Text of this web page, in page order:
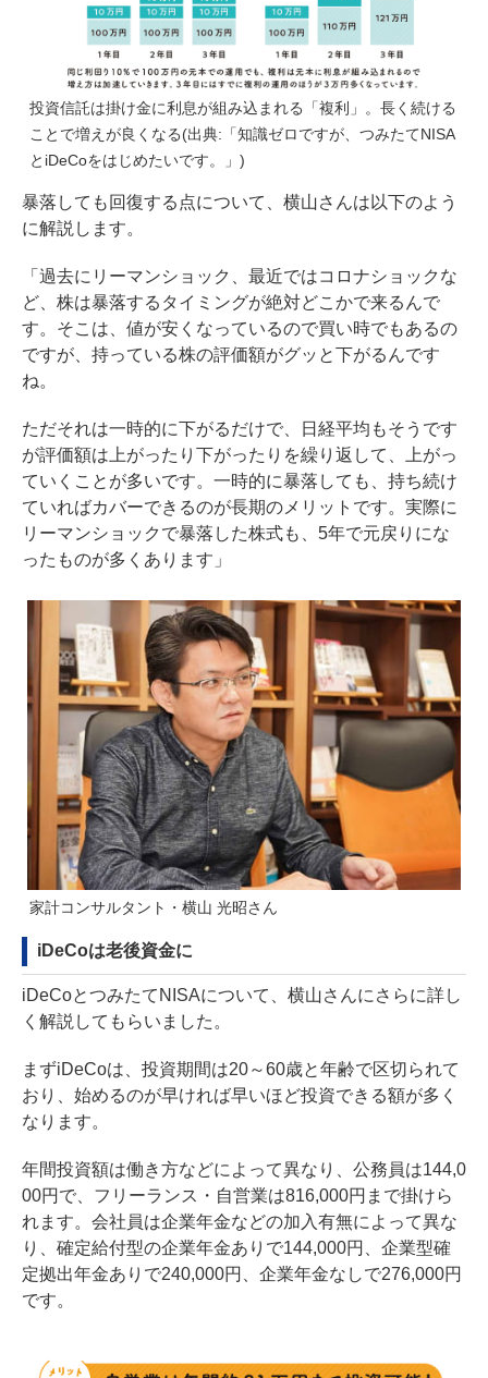
投資信託は掛け金に利息が組み込まれる「複利」。長く続ける
ことで増えが良くなる(出典:「知識ゼロですが、つみたてNISA
とiDeCoをはじめたいです。」)
暴落しても回復する点について、横山さんは以下のよう
に解説します。
「過去にリーマンショック、最近ではコロナショックな
ど、株は暴落するタイミングが絶対どこかで来るんで
す。そこは、値が安くなっているので買い時でもあるの
ですが、持っている株の評価額がグッと下がるんです
ね。
ただそれは一時的に下がるだけで、日経平均もそうです
が評価額は上がったり下がったりを繰り返して、上がっ
ていくことが多いです。一時的に暴落しても、持ち続け
ていればカバーできるのが長期のメリットです。実際に
リーマンショックで暴落した株式も、5年で元戻りにな
ったものが多くあります」
家計コンサルタント・横山 光昭さん
iDeCoは老後資金に
iDeCoとつみたてNISAについて、横山さんにさらに詳し
く解説してもらいました。
まずiDeCoは、投資期間は20～60歳と年齢で区切られて
おり、始めるのが早ければ早いほど投資できる額が多く
なります。
年間投資額は働き方などによって異なり、公務員は144,0
00円で、フリーランス・自営業は816,000円まで掛けら
れます。会社員は企業年金などの加入有無によって異な
り、確定給付型の企業年金ありで144,000円、企業型確
定拠出年金ありで240,000円、企業年金なしで276,000円
です。